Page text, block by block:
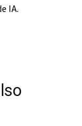
IA.